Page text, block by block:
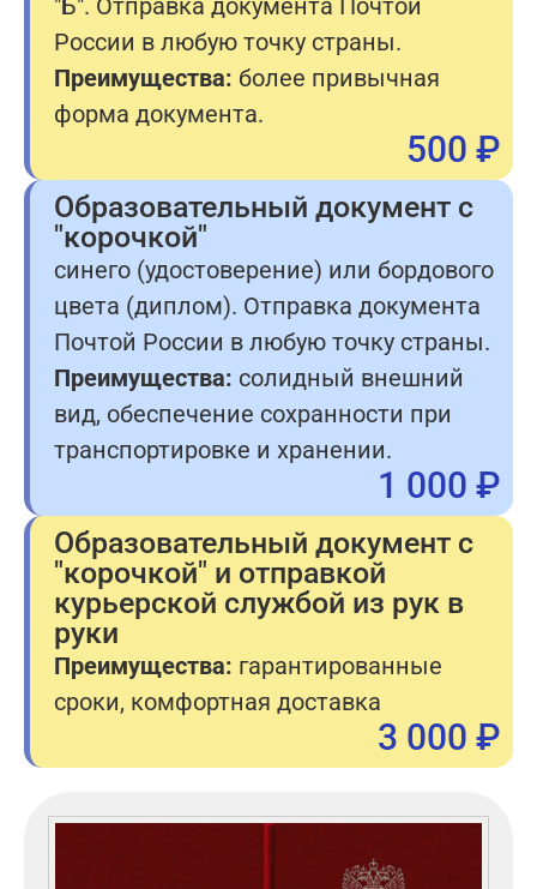
России в любую точку страны.
Преимущества: более привычная
форма документа.
500 ₽
Образовательный документ с
"корочкой"
синего (удостоверение) или бордового
цвета (диплом). Отправка документа
Почтой России в любую точку страны.
Преимущества: солидный внешний
вид, обеспечение сохранности при
транспортировке и хранении.
1 000 ₽
Образовательный документ с
"корочкой" и отправкой
курьерской службой из рук в
руки
Преимущества: гарантированные
сроки, комфортная доставка
3 000 ₽